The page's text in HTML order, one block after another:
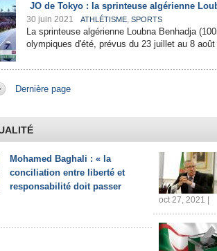
JO de Tokyo : la sprinteuse algérienne
30 juin 2021 ATHLÉTISME, SPORTS
La sprinteuse algérienne Loubna Benhadja
olympiques d'été, prévus du 23 juillet au 8
Dernière page
Mohamed Baghali : « la
conciliation entre liberté et
responsabilité doit passer
oct 27, 2021 |